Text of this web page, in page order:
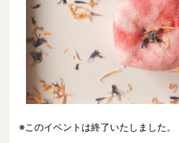
※このイベントは終了いたしました。